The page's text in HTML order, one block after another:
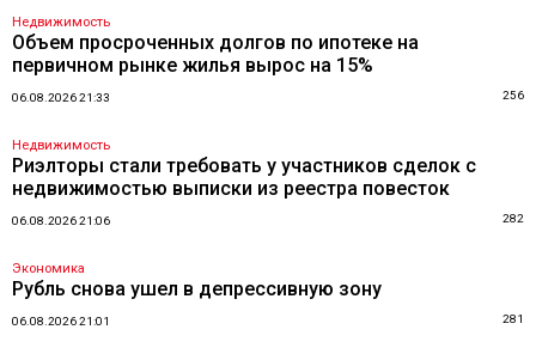
Недвижимость
Объем просроченных долгов по ипотеке на
первичном рынке жилья вырос на 15%
06.08.2026 21:33 256
Недвижимость
Риэлторы стали требовать у участников сделок с
недвижимостью выписки из реестра повесток
06.08.2026 21:06 282
Экономика
Рубль снова ушел в депрессивную зону
06.08.2026 21:01 281